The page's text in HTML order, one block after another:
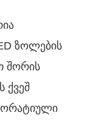
ზოლების
შორის
ქვეშ